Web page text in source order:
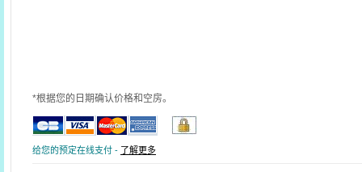
*根据您的日期确认价格和空房。
给您的预定在线支付 - 了解更多